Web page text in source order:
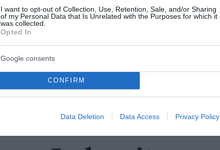
I want to opt-out of Collection, Use, Retention, Sale, and/or Sharing
of my Personal Data that Is Unrelated with the Purposes for which it
was collected.
Opted In
Google consents
CONFIRM
Data Deletion Data Access Privacy Policy